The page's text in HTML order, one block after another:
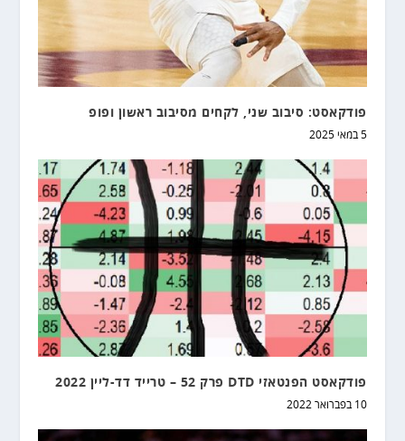
פודקאסט: סיבוב שני, לקחים מסיבוב ראשון ופופ
5 במאי 2025
פודקאסט הפנטאזי DTD פרק 52 – טרייד דד-ליין 2022
10 בפברואר 2022